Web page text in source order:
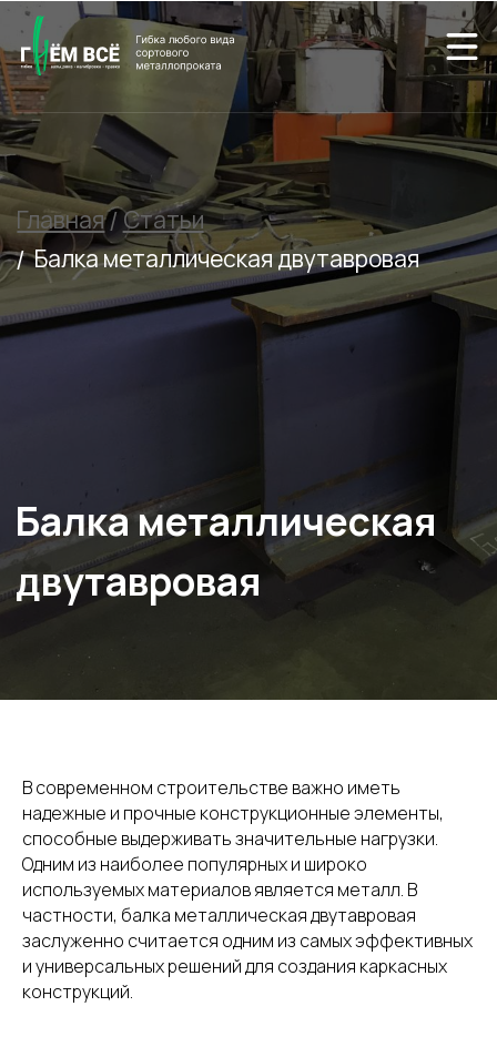
Главная
Статьи
Балка металлическая двутавровая
/
В современном строительстве важно иметь
надежные и прочные конструкционные элементы,
способные выдерживать значительные нагрузки.
Одним из наиболее популярных и широко
используемых материалов является металл. В
частности, балка металлическая двутавровая
заслуженно считается одним из самых эффективных
и универсальных решений для создания каркасных
конструкций.